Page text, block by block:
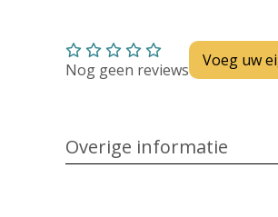
Nog geen reviews Voeg uw
Overige informatie